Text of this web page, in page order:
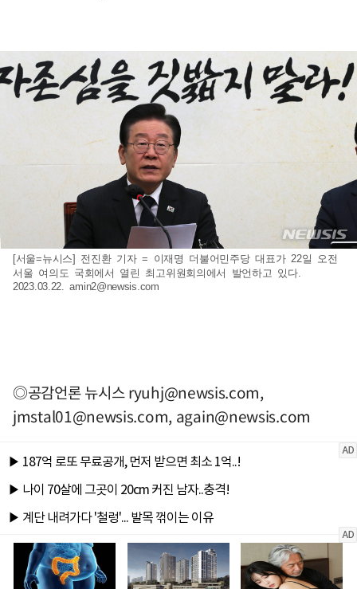
[서울=뉴시스] 전진환 기자 = 이재명 더불어민주당 대표가 22일 오전
서울 여의도 국회에서 열린 최고위원회의에서 발언하고 있다.
2023.03.22.amin2@newsis.com
◎공감언론 뉴시스ryuhj@newsis.com,
jmstal01@newsis.com, again@newsis.com